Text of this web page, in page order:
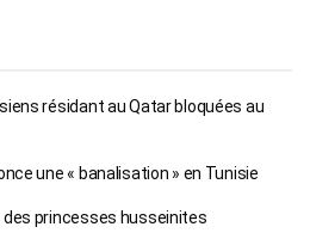
résidant au Qatar bloquées au
une « banalisation » en Tunisie
des princesses husseinites